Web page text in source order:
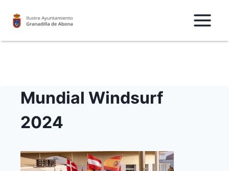
Mundial Windsurf
2024